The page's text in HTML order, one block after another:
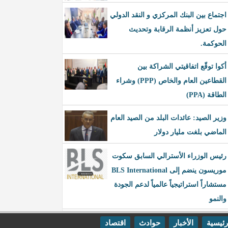
اجتماع بين البنك المركزي و النقد الدولي
حول تعزيز أنظمة الرقابة وتحديث
الحوكمة.
أكوا توقّع اتفاقيتي الشراكة بين
القطاعين العام والخاص (PPP) وشراء
الطاقة (PPA)
وزير الصيد: عائدات البلد من الصيد العام
الماضي بلغت مليار دولار
رئيس الوزراء الأسترالي السابق سكوت
موريسون ينضم إلى BLS International
مستشاراً استراتيجياً عالمياً لدعم الجودة
والنمو
الأخبار حوادث اقتصاد